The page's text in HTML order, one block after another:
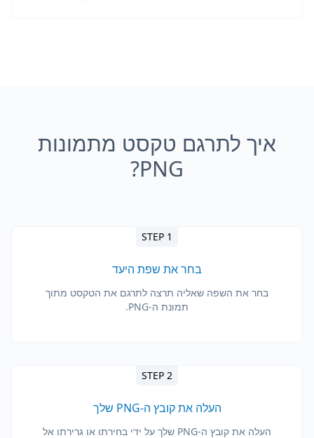
איך לתרגם טקסט מתמונות
PNG?
STEP 1
בחר את שפת היעד
בחר את השפה שאליה תרצה לתרגם את הטקסט מתוך
תמונת ה-PNG.
STEP 2
העלה את קובץ ה-PNG שלך
העלה את קובץ ה-PNG שלך על ידי בחירתו או גרירתו אל